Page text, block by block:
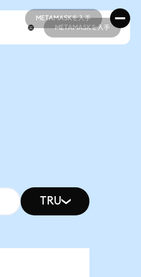
METAMASKを入手
METAMASKを入手
METAMASKを入手
TRU